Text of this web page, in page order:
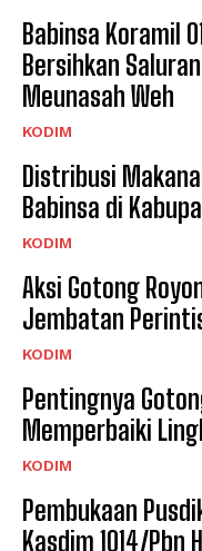
Babinsa Koramil
Bersihkan
Meunasah Weh
KODIM
Distribusi
Babinsa di
KODIM
Aksi Gotong
Jembatan
KODIM
Pentingnya
Memperbaiki
KODIM
Pembukaan
Kasdim 1014/Pbn